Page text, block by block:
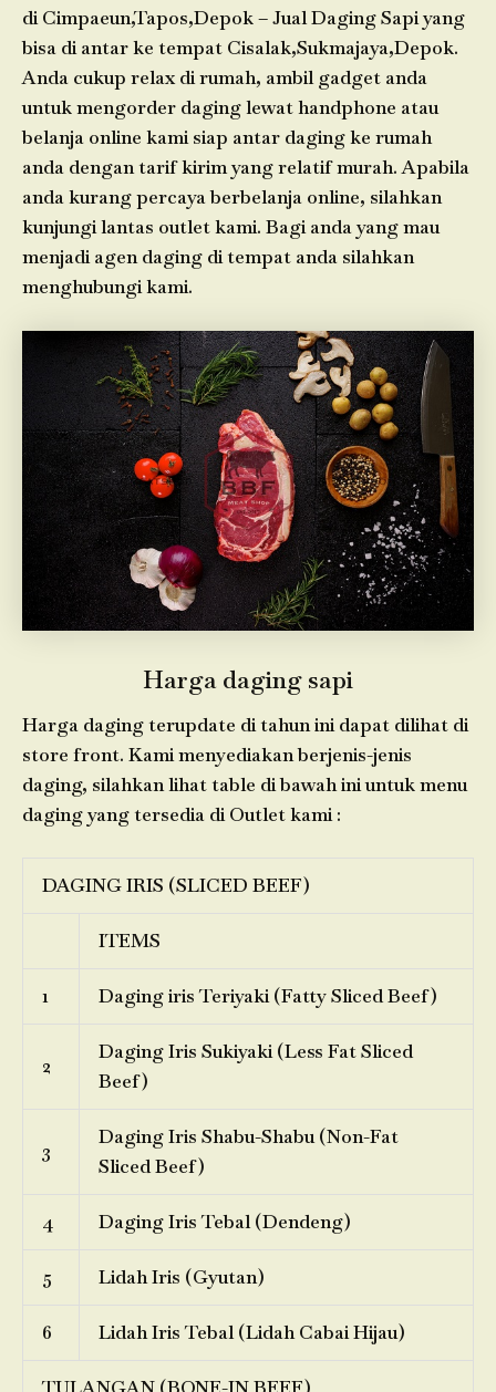
di Cimpaeun,Tapos,Depok – Jual Daging Sapi yang
bisa di antar ke tempat Cisalak,Sukmajaya,Depok.
Anda cukup relax di rumah, ambil gadget anda
untuk mengorder daging lewat handphone atau
belanja online kami siap antar daging ke rumah
anda dengan tarif kirim yang relatif murah. Apabila
anda kurang percaya berbelanja online, silahkan
kunjungi lantas outlet kami. Bagi anda yang mau
menjadi agen daging di tempat anda silahkan
menghubungi kami.
Harga daging sapi
Harga daging terupdate di tahun ini dapat dilihat di
store front. Kami menyediakan berjenis-jenis
daging, silahkan lihat table di bawah ini untuk menu
daging yang tersedia di Outlet kami :
DAGING IRIS (SLICED BEEF)
ITEMS
1 Daging iris Teriyaki (Fatty Sliced Beef)
2
Daging Iris Sukiyaki (Less Fat Sliced
Beef)
3
Daging Iris Shabu-Shabu (Non-Fat
Sliced Beef)
4 Daging Iris Tebal (Dendeng)
5 Lidah Iris (Gyutan)
6 Lidah Iris Tebal (Lidah Cabai Hijau)